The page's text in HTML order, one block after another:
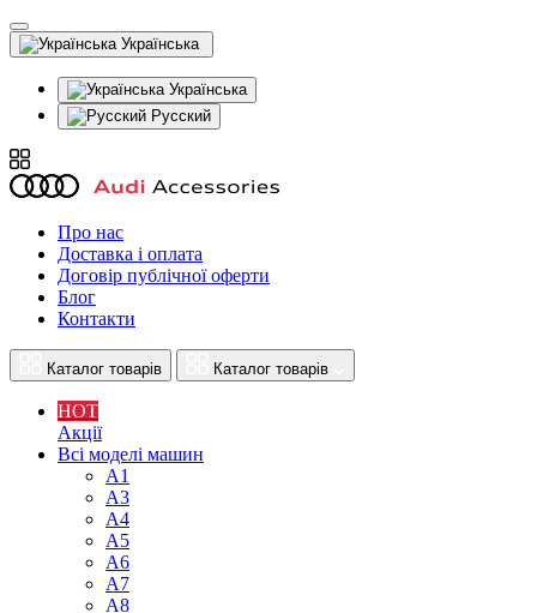
Українська
Українська
Русский
Про нас
Доставка і оплата
Договір публічної оферти
Блог
Контакти
Каталог товарів Каталог товарів
HOT
Акції
Всі моделі машин
A1
A3
A4
A5
A6
A7
A8